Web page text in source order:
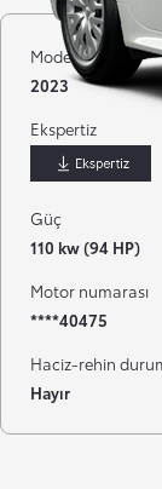
Model yılı
2023
Ekspertiz
İndir
Güç
110 kw (94 HP)
Motor numarası
****40475
Haciz-rehin
Hayır